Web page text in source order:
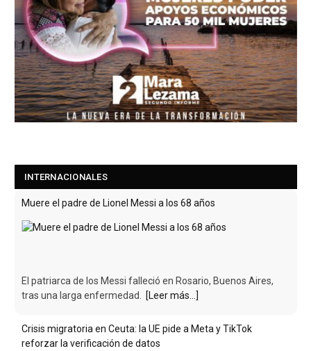
INTERNACIONALES
Muere el padre de Lionel Messi a los 68 años
El patriarca de los Messi falleció en Rosario, Buenos Aires,
tras una larga enfermedad.
[Leer más...]
Crisis migratoria en Ceuta: la UE pide a Meta y TikTok
reforzar la verificación de datos